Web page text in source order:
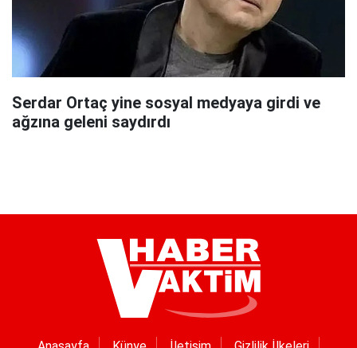
Serdar Ortaç yine sosyal medyaya girdi ve
ağzına geleni saydırdı